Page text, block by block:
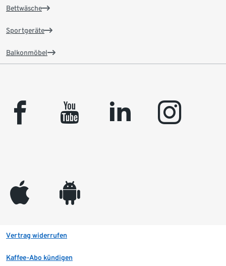
Bettwäsche
Sportgeräte
Balkonmöbel
facebook youtube linkedin instagram
appleinc android
Vertrag widerrufen
Kaffee-Abo kündigen